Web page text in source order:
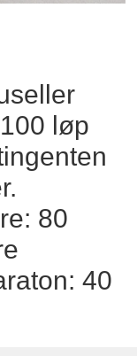
løp
80
40